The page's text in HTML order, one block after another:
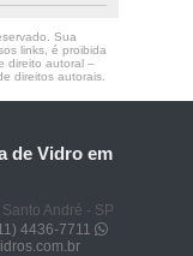
Sua
links, é proibida
direito autoral –
direitos autorais.
de Vidro em
André - SP
4436-7711